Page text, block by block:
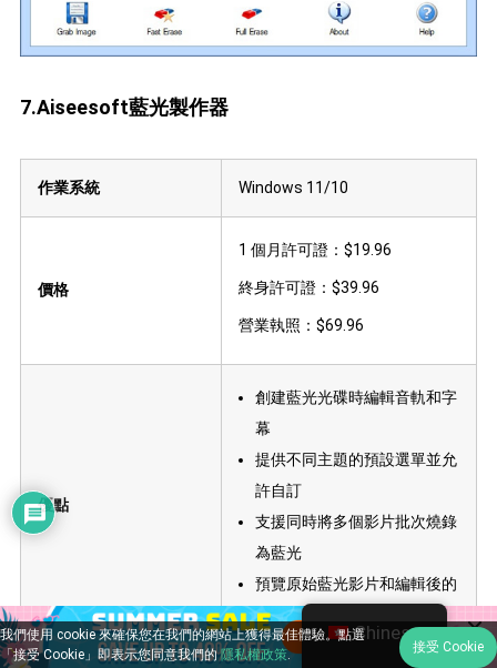
7.Aiseesoft藍光製作器
作業系統 Windows 11/10
價格
1 個月許可證：$19.96
終身許可證：$39.96
營業執照：$69.96
優點
創建藍光光碟時編輯音軌和字
幕
提供不同主題的預設選單並允
許自訂
支援同時將多個影片批次燒錄
為藍光
預覽原始藍光影片和編輯後的
影片的調整
Chinese
我們使用 cookie 來確保您在我們的網站上獲得最佳體驗。點選
「接受 Cookie」即表示您同意我們的隱私權政策.
接受 Cookie